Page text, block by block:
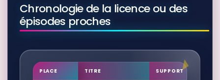
Chronologie de la licence ou des
épisodes proches
PLACE TITRE SUPPORT